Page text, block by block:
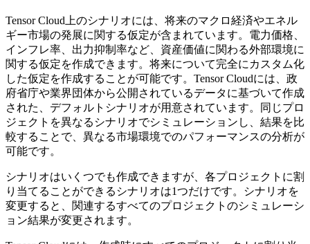
Tensor Cloud上のシナリオには、将来のマクロ経済やエネル
ギー市場の発展に関する仮定が含まれています。電力価格、
インフレ率、出力抑制率など、資産価値に関わる外部環境に
関する仮定を作成できます。将来について完全にカスタム化
した仮定を作成することが可能です。Tensor Cloudには、政
府省庁や業界団体から公開されているデータに基づいて作成
された、デフォルトシナリオが用意されています。同じプロ
ジェクトを異なるシナリオでシミュレーションし、結果を比
較することで、異なる市場環境でのパフォーマンスの分析が
可能です。
シナリオはいくつでも作成できますが、各プロジェクトに割
り当てることができるシナリオは1つだけです。シナリオを
変更すると、関連するすべてのプロジェクトのシミュレーシ
ョン結果が変更されます。